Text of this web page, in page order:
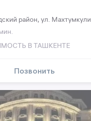
район, ул. Махтумкули
В ТАШКЕНТЕ
Позвонить